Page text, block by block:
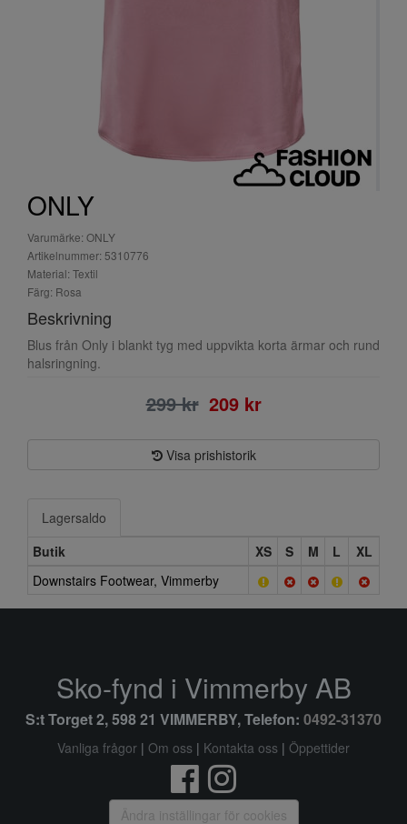
ONLY
Varumärke: ONLY
Artikelnummer: 5310776
Material: Textil
Färg: Rosa
Beskrivning
Blus från Only i blankt tyg med uppvikta korta ärmar och rund
halsringning.
299 kr 209 kr
Visa prishistorik
Lagersaldo
Butik
XS S M L
XL
Downstairs Footwear, Vimmerby
Sko-fynd i Vimmerby AB
S:t Torget 2, 598 21 VIMMERBY, Telefon: 0492-31370
Vanliga frågor | Om oss | Kontakta oss | Öppettider
Ändra inställingar för cookies